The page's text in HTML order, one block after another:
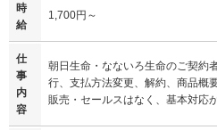
時
給
1,700円～
仕
事
内
容
朝日生命・なないろ生命のご契約
行、支払方法変更、解約、商品概
販売・セールスはなく、基本対応